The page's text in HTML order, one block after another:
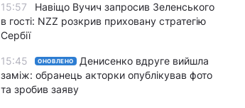
15:57
Навіщо Вучич запросив Зеленського
в гості: NZZ розкрив приховану стратегію
Сербії
15:45 ОНОВЛЕНО
Денисенко вдруге вийшла
заміж: обранець акторки опублікував фото
та зробив заяву